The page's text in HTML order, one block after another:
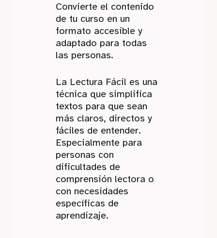
Convierte el contenido
de tu curso en un
formato accesible y
adaptado para todas
las personas.
La Lectura Fácil es una
técnica que simplifica
textos para que sean
más claros, directos y
fáciles de entender.
Especialmente para
personas con
dificultades de
comprensión lectora o
con necesidades
específicas de
aprendizaje.